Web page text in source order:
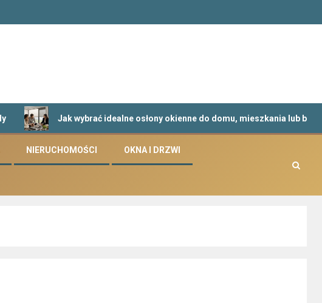
Jak wybrać idealne osłony okienne do domu, mieszkania lub biura?
NIERUCHOMOŚCI OKNA I DRZWI